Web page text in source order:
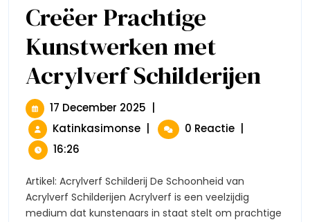
Creëer Prachtige
Kunstwerken met
Acrylverf SchilderijenPrachtige
17 December 2025 17
December
2025
KatinkasimonseCreëer
Prachtige
Acrylverf
Schilderijen
0 Reactie
16:26
Artikel: Acrylverf Schilderij De Schoonheid van
Acrylverf Schilderijen Acrylverf is een veelzijdig
medium dat kunstenaars in staat stelt om prachtige